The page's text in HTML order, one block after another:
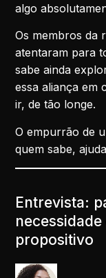
algo
Os membros da
atentaram para
sabe ainda
essa aliança em
ir, de tão longe.
O empurrão de
quem sabe,
Entrevista:
propositivo